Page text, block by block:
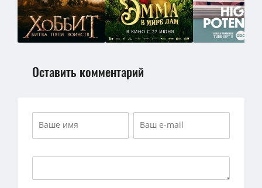
Оставить комментарий